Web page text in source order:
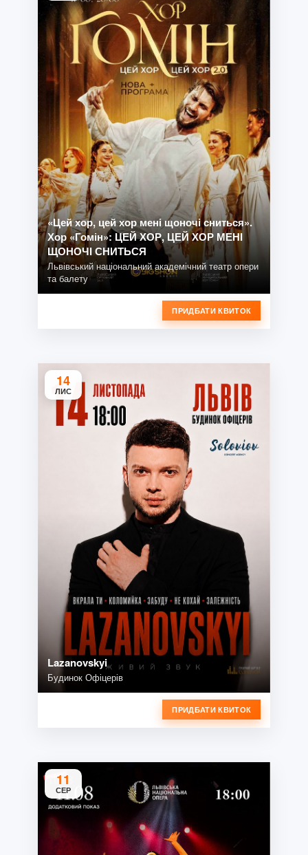
«Цей хор, цей хор мені щоночі сниться».
Хор «Гомін»: ЦЕЙ ХОР, ЦЕЙ ХОР МЕНІ
ЩОНОЧІ СНИТЬСЯ
Львівський національний академічний театр опери
та балету
ПРИДБАТИ КВИТОК
14
ЛИС
Lazanovskyi
Будинок Офіцерів
ПРИДБАТИ КВИТОК
11
СЕР